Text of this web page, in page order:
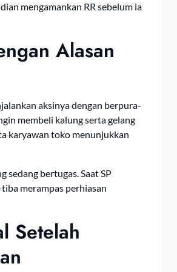
mengamankan RR sebelum ia
Alasan
aksinya dengan berpura-
membeli kalung serta gelang
karyawan toko menunjukkan
sedang bertugas. Saat SP
merampas perhiasan
Setelah